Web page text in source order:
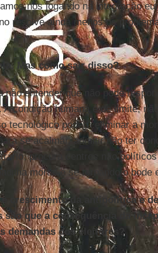
nos jogando na integração
resolve ainda menos os
Mas como sair disso?
entender que não pode
condição humana é de limite,
tecnológico poderá eliminar a
se acalmar, admitir não ter
procura centros não
mortal e se tornando o bode
crescimento da antipolítica e
que a consequência da
demandas dos eleitores?